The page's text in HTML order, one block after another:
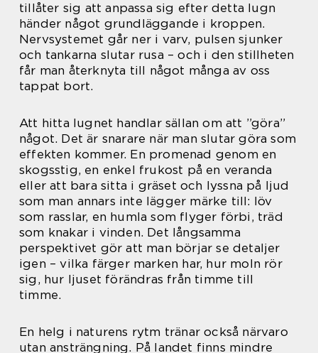
tillåter sig att anpassa sig efter detta lugn
händer något grundläggande i kroppen.
Nervsystemet går ner i varv, pulsen sjunker
och tankarna slutar rusa – och i den stillheten
får man återknyta till något många av oss
tappat bort.
Att hitta lugnet handlar sällan om att ”göra”
något. Det är snarare när man slutar göra som
effekten kommer. En promenad genom en
skogsstig, en enkel frukost på en veranda
eller att bara sitta i gräset och lyssna på ljud
som man annars inte lägger märke till: löv
som rasslar, en humla som flyger förbi, träd
som knakar i vinden. Det långsamma
perspektivet gör att man börjar se detaljer
igen – vilka färger marken har, hur moln rör
sig, hur ljuset förändras från timme till
timme.
En helg i naturens rytm tränar också närvaro
utan ansträngning. På landet finns mindre